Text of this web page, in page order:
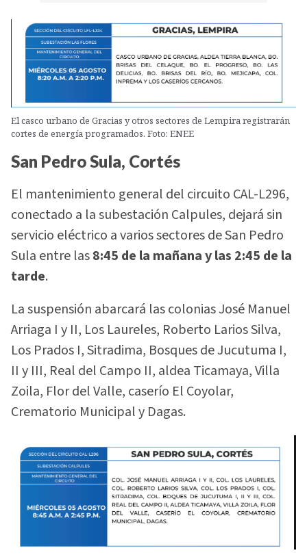
El casco urbano de Gracias y otros sectores de Lempira registrarán
cortes de energía programados. Foto: ENEE
San Pedro Sula, Cortés
El mantenimiento general del circuito CAL-L296,
conectado a la subestación Calpules, dejará sin
servicio eléctrico a varios sectores de San Pedro
Sula entre las8:45 de la mañana y las 2:45 de la
tarde.
La suspensión abarcará las colonias José Manuel
Arriaga I y II, Los Laureles, Roberto Larios Silva,
Los Prados I, Sitradima, Bosques de Jucutuma I,
II y III, Real del Campo II, aldea Ticamaya, Villa
Zoila, Flor del Valle, caserío El Coyolar,
Crematorio Municipal y Dagas.